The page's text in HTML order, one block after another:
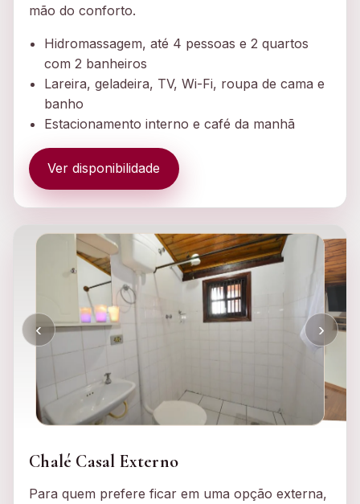
mão do conforto.
Hidromassagem, até 4 pessoas e 2 quartos
com 2 banheiros
Lareira, geladeira, TV, Wi-Fi, roupa de cama e
banho
Estacionamento interno e café da manhã
Ver disponibilidade
‹ ›
Chalé Casal Externo
Para quem prefere ficar em uma opção externa,